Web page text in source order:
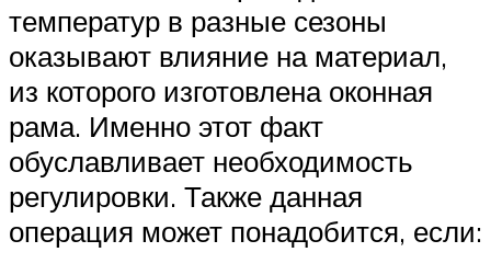
температур в разные сезоны
оказывают влияние на материал,
из которого изготовлена оконная
рама. Именно этот факт
обуславливает необходимость
регулировки. Также данная
операция может понадобится, если: